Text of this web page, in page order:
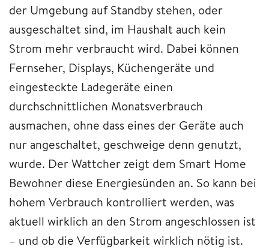
der Umgebung auf Standby stehen, oder
ausgeschaltet sind, im Haushalt auch kein
Strom mehr verbraucht wird. Dabei können
Fernseher, Displays, Küchengeräte und
eingesteckte Ladegeräte einen
durchschnittlichen Monatsverbrauch
ausmachen, ohne dass eines der Geräte auch
nur angeschaltet, geschweige denn genutzt,
wurde. Der Wattcher zeigt dem Smart Home
Bewohner diese Energiesünden an. So kann bei
hohem Verbrauch kontrolliert werden, was
aktuell wirklich an den Strom angeschlossen ist
– und ob die Verfügbarkeit wirklich nötig ist.